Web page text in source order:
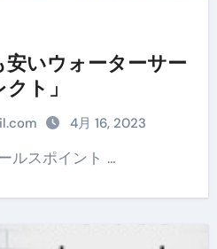
いウォーターサー
ト」
4月 16, 2023
ールスポイント …